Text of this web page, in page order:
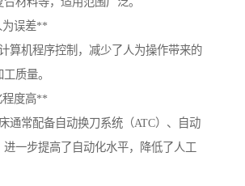
为误差**
算机程序控制，减少了人为操作带来的
质量。
程度高**
通常配备自动换刀系统（ATC）、自动
进一步提高了自动化水平，降低了人工